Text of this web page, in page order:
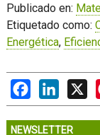
Publicado en:
Etiquetado como:
Energética,
Facebook X
NEWSLETTER